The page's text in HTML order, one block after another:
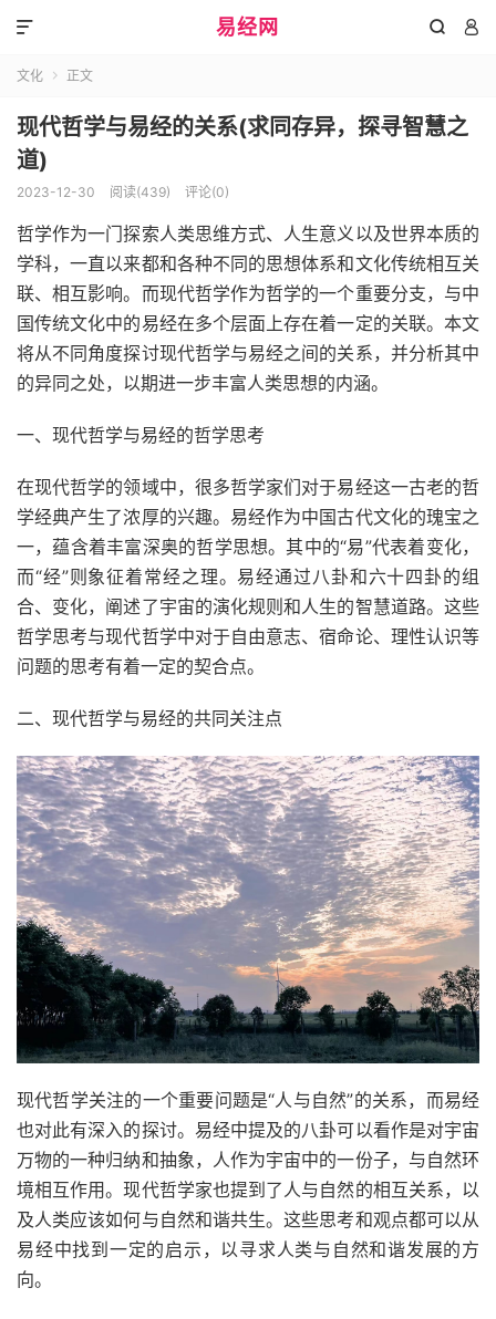
易经网  

文化  正文
现代哲学与易经的关系(求同存异，探寻智慧之
道)
2023-12-30 阅读(439) 评论(0)
哲学作为一门探索人类思维方式、人生意义以及世界本质的
学科，一直以来都和各种不同的思想体系和文化传统相互关
联、相互影响。而现代哲学作为哲学的一个重要分支，与中
国传统文化中的易经在多个层面上存在着一定的关联。本文
将从不同角度探讨现代哲学与易经之间的关系，并分析其中
的异同之处，以期进一步丰富人类思想的内涵。
一、现代哲学与易经的哲学思考
在现代哲学的领域中，很多哲学家们对于易经这一古老的哲
学经典产生了浓厚的兴趣。易经作为中国古代文化的瑰宝之
一，蕴含着丰富深奥的哲学思想。其中的“易”代表着变化，
而“经”则象征着常经之理。易经通过八卦和六十四卦的组
合、变化，阐述了宇宙的演化规则和人生的智慧道路。这些
哲学思考与现代哲学中对于自由意志、宿命论、理性认识等
问题的思考有着一定的契合点。
二、现代哲学与易经的共同关注点
现代哲学关注的一个重要问题是“人与自然”的关系，而易经
也对此有深入的探讨。易经中提及的八卦可以看作是对宇宙
万物的一种归纳和抽象，人作为宇宙中的一份子，与自然环
境相互作用。现代哲学家也提到了人与自然的相互关系，以
及人类应该如何与自然和谐共生。这些思考和观点都可以从
易经中找到一定的启示，以寻求人类与自然和谐发展的方
向。